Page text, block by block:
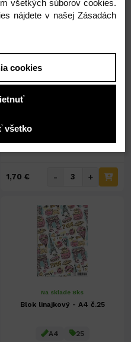
1,38 € ( bez DPH )
1,70 € - +
Na sklade 8ks
Blok linajkový - A4 č.25
A4 25
všetkých súborov cookies.
nájdete v našej Zásadách
cookies
všetko